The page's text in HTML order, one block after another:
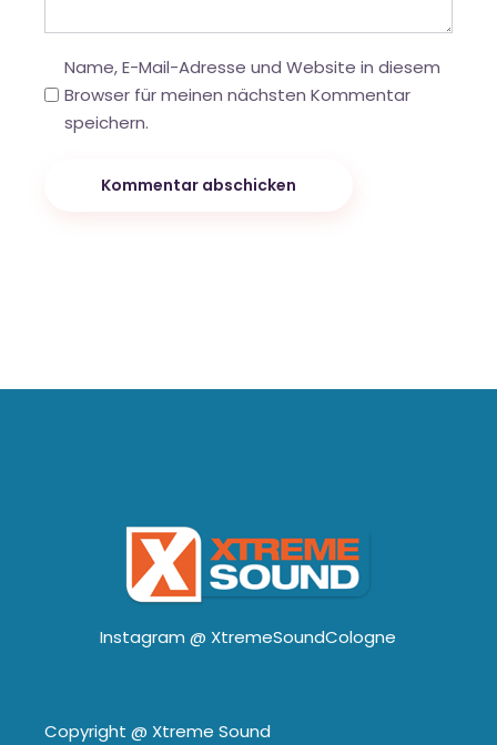
Name, E-Mail-Adresse und Website in diesem
Browser für meinen nächsten Kommentar
speichern.
Kommentar abschicken
Instagram @ XtremeSoundCologne
Copyright @ Xtreme Sound